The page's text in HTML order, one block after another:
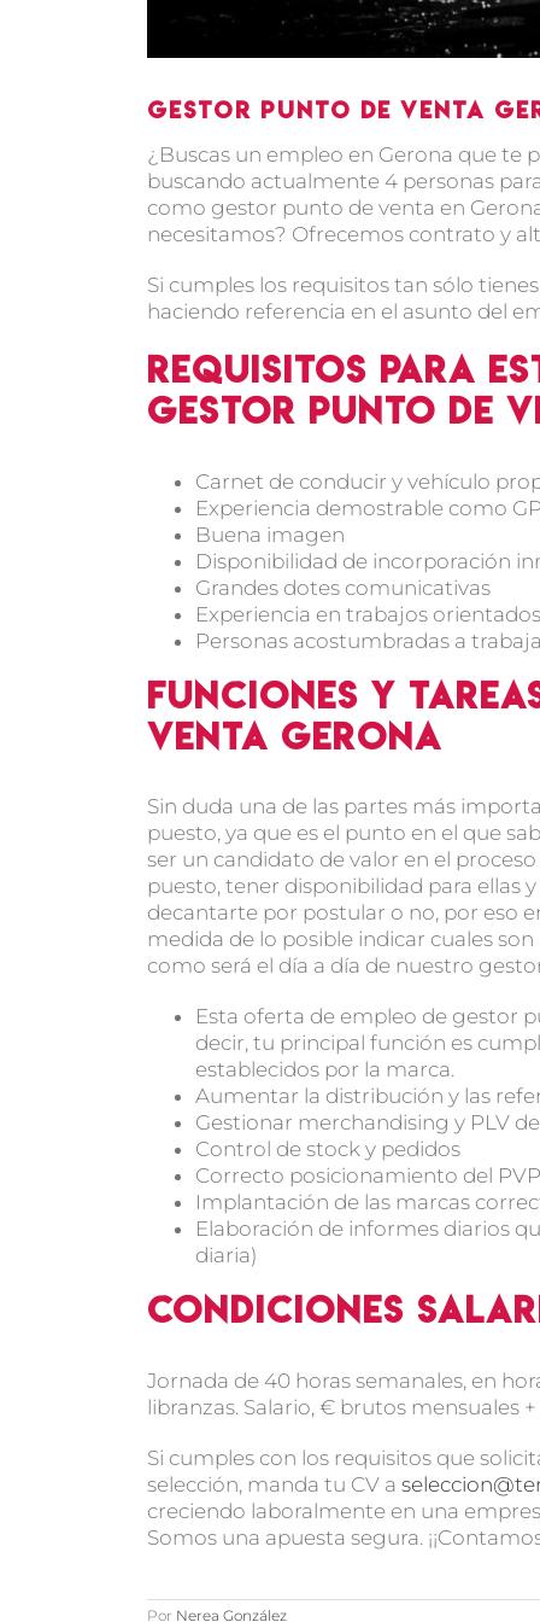
Gestor punto de venta
¿Buscas un empleo en Gerona que
buscando actualmente 4 personas
como gestor punto de venta en
necesitamos? Ofrecemos contrato y
Si cumples los requisitos tan sólo
haciendo referencia en el asunto del
Requisitos para
Gestor punto de
Carnet de conducir y vehículo
Experiencia demostrable como
Buena imagen
Disponibilidad de incorporación
Grandes dotes comunicativas
Experiencia en trabajos
Personas acostumbradas a
Funciones y
venta Gerona
Sin duda una de las partes más
puesto, ya que es el punto en el que
ser un candidato de valor en el
puesto, tener disponibilidad para ellas
decantarte por postular o no, por eso
medida de lo posible indicar cuales
como será el día a día de nuestro
Esta oferta de empleo de gestor
decir, tu principal función es
establecidos por la marca.
Aumentar la distribución y las
Gestionar merchandising y PLV
Control de stock y pedidos
Correcto posicionamiento del PVP
Implantación de las marcas
Elaboración de informes diarios
diaria)
Condiciones
Jornada de 40 horas semanales, en
libranzas. Salario, € brutos mensuales
Si cumples con los requisitos que
selección, manda tu CV a
creciendo laboralmente en una
Somos una apuesta segura.
Por Nerea González